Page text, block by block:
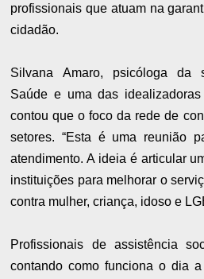
profissionais que atuam na
cidadão.
Silvana Amaro, psicóloga da
Saúde e uma das
contou que o foco da rede de
setores. “Esta é uma reunião
atendimento. A ideia é articular
instituições para melhorar o
contra mulher, criança, idoso e
Profissionais de assistência
contando como funciona o dia